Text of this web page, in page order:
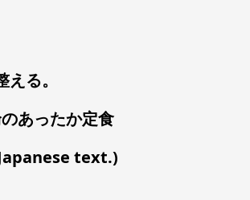
る。
あったか定食
text.)